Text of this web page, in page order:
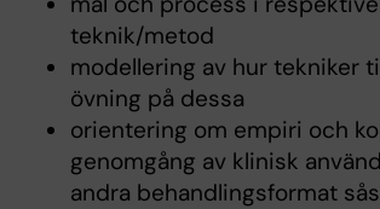
teknik/metod
modellering av hur tekniker
övning på dessa
orientering om empiri och
genomgång av klinisk
andra behandlingsformat